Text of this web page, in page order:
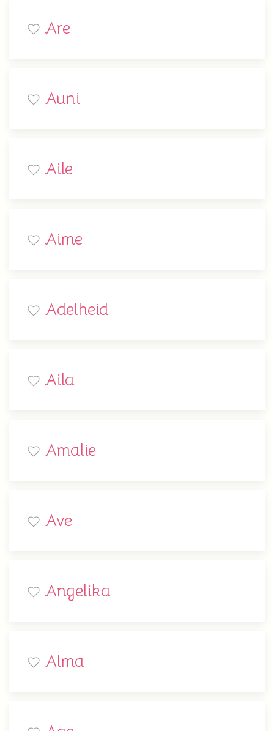
Are
Auni
Aile
Aime
Adelheid
Aila
Amalie
Ave
Angelika
Alma